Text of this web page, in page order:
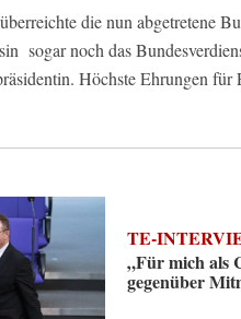
die nun abgetretene
sogar noch das
Höchste Ehrungen
TE-
„Für mich als
gegenüber